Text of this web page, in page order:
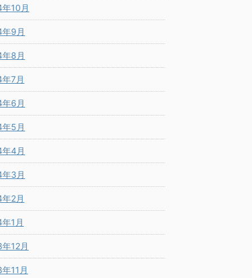
10月
9月
8月
7月
6月
5月
4月
3月
2月
1月
12月
11月